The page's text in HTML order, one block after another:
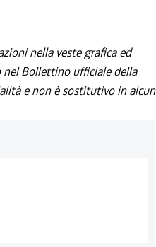
nella veste grafica ed
Bollettino ufficiale della
e non è sostitutivo in alcun